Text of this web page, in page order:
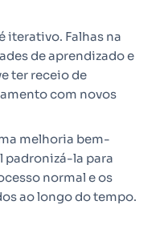
iterativo. Falhas na
de aprendizado e
ter receio de
com novos
melhoria bem-
padronizá-la para
normal e os
ao longo do tempo.